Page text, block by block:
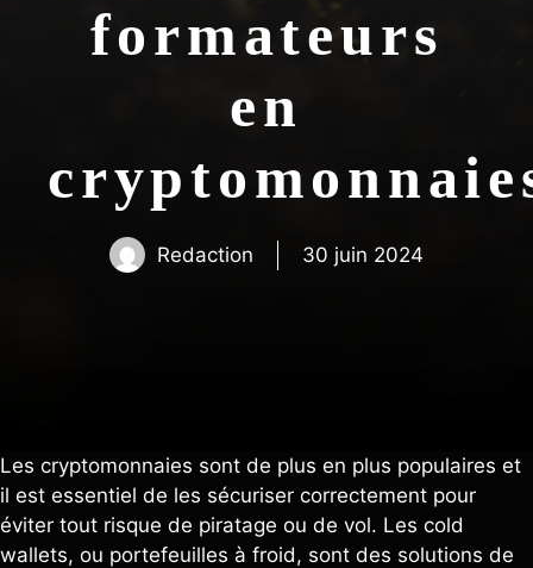
formateurs
en
Redaction 30 juin 2024
Les cryptomonnaies sont de plus en plus populaires et
il est essentiel de les sécuriser correctement pour
éviter tout risque de piratage ou de vol. Les cold
wallets, ou portefeuilles à froid, sont des solutions de